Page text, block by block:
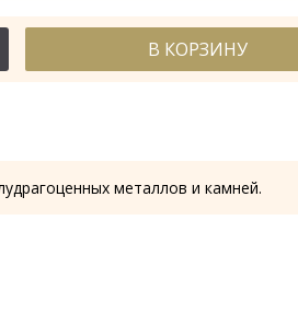
114-044А
В КОРЗИНУ
металлов и камней.